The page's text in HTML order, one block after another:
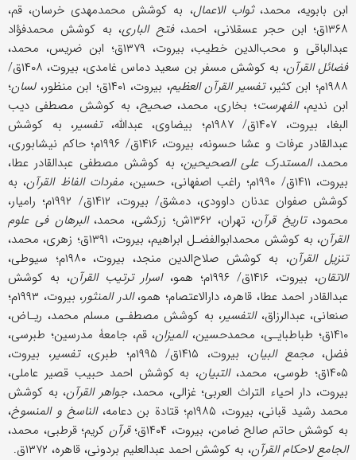
ابن بابویه، محمد،ثواب الاعمال، به کوشش محمدمهدی خرسان، قم،
۱۳۶۸ق؛ ابن حجر عسقلانی، احمد،
فتح الباری، به کوشش محمدفؤاد
عبدالباقی و محب‌الدین خطیب، بیروت، ۱۳۷۹ق؛ ابن ضریس، محمد،
فضائل القرآن
، به کوشش مسفر بن سعید دماس غامدی، بیروت، ۱۴۰۸ق/
۱۹۸۸م؛ ابن کثیر،
تفسیر القرآن العظیم، بیروت، ۱۴۰۱ق؛ ابن منظور، لسان؛
ابن ندیم،الفهرست؛ بخاری، محمد،صحیح، به کوشش مصطفى دیب
البغا، بیروت، ۱۴۰۷ق/ ۱۹۸۷م؛ بیضاوی، عبدالله،
تفسیر، به کوشش
عبدالقادر عرفات و عشا حسونه، بیروت، ۱۴۱۶ق/ ۱۹۹۶م؛ حاکم نیشابوری،
محمد،المستدرک علی الصحیحین، به کوشش مصطفى عبدالقادر عطا،
بیروت، ۱۴۱۱ق/ ۱۹۹۰م؛ راغب اصفهانی، حسین،
مفردات الفاظ القرآن، به
کوشش صفوان عدنان داوودی، دمشق/ بیروت، ۱۴۱۲ق/ ۱۹۹۲م؛ رامیار،
محمود، تاریخ قرآن، تهران، ۱۳۶۲ش؛ زرکشی، محمد،
البرهان فی علوم
القرآن، به کوشش محمدابوالفضـل ابراهیم، بیروت، ۱۳۹۱ق؛ زهری، محمد،
تنزیل القرآن، به کوشش صلاح‌الدین منجد، بیروت، ۱۹۸۰م؛ سیوطی،
الاتقان، بیروت، ۱۴۱۶ق/ ۱۹۹۶م؛ همو، اسرار ترتیب القرآن، به کوشش
عبدالقادر احمد عطا، قاهره، دارالاعتصام؛ همو،الدر المنثور
، بیروت، ۱۹۹۳م؛
صنعانی، عبدالرزاق،التفسیر، به کوشش مصطفـى مسلم محمد، ریـاض،
۱۴۱۰ق؛ طباطبایـی، محمدحسین،
المیزان، قم، جامعۀ مدرسین؛ طبرسی،
فضل، مجمع البیان، بیروت، ۱۴۱۵ق/ ۱۹۹۵م؛ طبری، تفسیر، بیروت،
۱۴۰۵ق؛ طوسی، محمد،
التبیان، به کوشش احمد حبیب قصیر عاملی،
بیروت، دار احیاء التراث العربی؛ غزالی، محمد، جواهر القرآن، به کوشش
محمد رشید قبانی، بیروت، ۱۹۸۵م؛ قتادة بن دعامه،
الناسخ و المنسوخ،
به کوشش حاتم صالح ضامن، بیروت، ۱۴۰۴ق؛
قرآن کریم؛ قرطبی، محمد،
الجامع لاحکام القرآن، به کوشش احمد عبدالعلیم بردونی، قاهره، ۱۳۷۲ق.